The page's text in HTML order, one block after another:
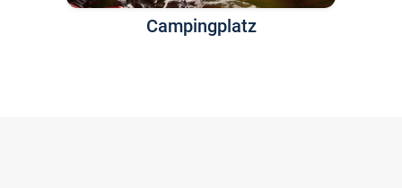
Campingplatz